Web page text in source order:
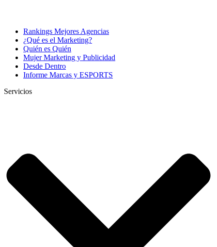
Rankings Mejores Agencias
¿Qué es el Marketing?
Quién es Quién
Mujer Marketing y Publicidad
Desde Dentro
Informe Marcas y ESPORTS
Servicios